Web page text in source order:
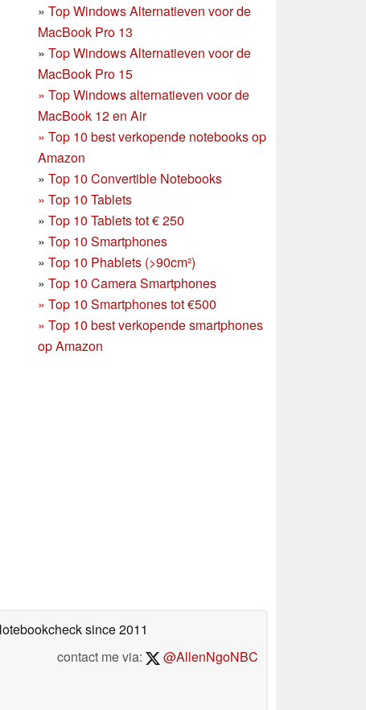
» Top Windows Alternatieven voor de
MacBook Pro 13
» Top Windows Alternatieven voor de
MacBook Pro 15
» Top Windows alternatieven voor de
MacBook 12 en Air
» Top 10 best verkopende notebooks op
Amazon
» Top 10 Convertible Notebooks
» Top 10 Tablets
» Top 10 Tablets tot € 250
» Top 10 Smartphones
» Top 10 Phablets (>90cm²)
» Top 10 Camera Smartphones
» Top 10 Smartphones tot €500
» Top 10 best verkopende smartphones
op Amazon
since 2011
contact me via:
@AllenNgoNBC